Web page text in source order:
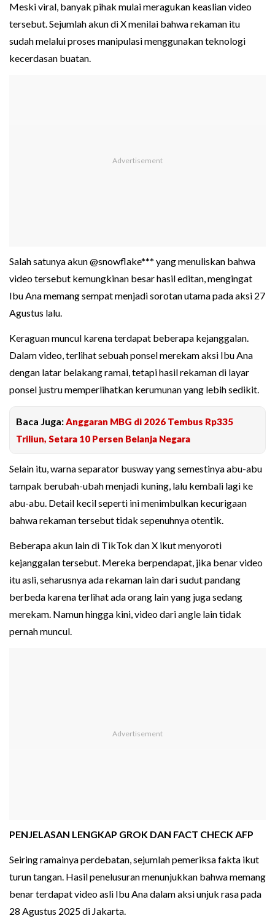
Meski viral, banyak pihak mulai meragukan keaslian video
tersebut. Sejumlah akun di X menilai bahwa rekaman itu
sudah melalui proses manipulasi menggunakan teknologi
kecerdasan buatan.
Salah satunya akun @snowflake*** yang menuliskan bahwa
video tersebut kemungkinan besar hasil editan, mengingat
Ibu Ana memang sempat menjadi sorotan utama pada aksi 27
Agustus lalu.
Keraguan muncul karena terdapat beberapa kejanggalan.
Dalam video, terlihat sebuah ponsel merekam aksi Ibu Ana
dengan latar belakang ramai, tetapi hasil rekaman di layar
ponsel justru memperlihatkan kerumunan yang lebih sedikit.
Baca Juga:Anggaran MBG di 2026 Tembus Rp335
Triliun, Setara 10 Persen Belanja Negara
Selain itu, warna separator busway yang semestinya abu-abu
tampak berubah-ubah menjadi kuning, lalu kembali lagi ke
abu-abu. Detail kecil seperti ini menimbulkan kecurigaan
bahwa rekaman tersebut tidak sepenuhnya otentik.
Beberapa akun lain di TikTok dan X ikut menyoroti
kejanggalan tersebut. Mereka berpendapat, jika benar video
itu asli, seharusnya ada rekaman lain dari sudut pandang
berbeda karena terlihat ada orang lain yang juga sedang
merekam. Namun hingga kini, video dari angle lain tidak
pernah muncul.
PENJELASAN LENGKAP GROK DAN FACT CHECK AFP
Seiring ramainya perdebatan, sejumlah pemeriksa fakta ikut
turun tangan. Hasil penelusuran menunjukkan bahwa memang
benar terdapat video asli Ibu Ana dalam aksi unjuk rasa pada
28 Agustus 2025 di Jakarta.